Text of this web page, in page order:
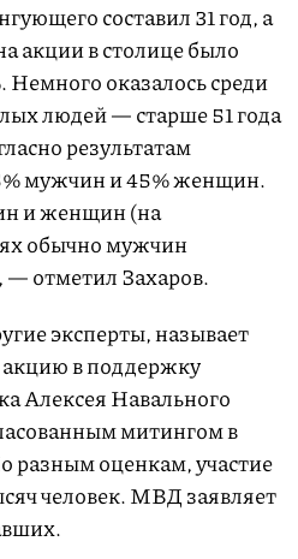
составил 31 год, а
акции в столице было
оказалось среди
людей — старше 51 года
результатам
мужчин и 45% женщин.
и женщин (на
обычно мужчин
— отметил Захаров.
эксперты, называет
в поддержку
Алексея Навального
митингом в
разным оценкам, участие
человек. МВД заявляет